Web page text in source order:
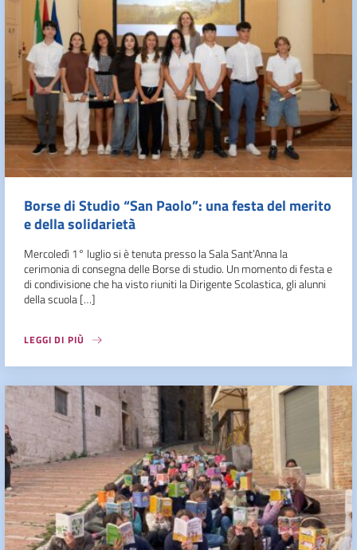
Borse di Studio “San Paolo”: una festa del merito
e della solidarietà
Mercoledì 1° luglio si è tenuta presso la Sala Sant’Anna la
cerimonia di consegna delle Borse di studio. Un momento di festa e
di condivisione che ha visto riuniti la Dirigente Scolastica, gli alunni
della scuola […]
LEGGI DI PIÙ